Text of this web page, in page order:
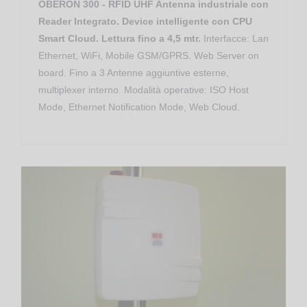
OBERON 300 - RFID UHF Antenna industriale con
Reader Integrato. Device intelligente con CPU
Smart Cloud. Lettura fino a 4,5 mtr. Interfacce: Lan
Ethernet, WiFi, Mobile GSM/GPRS. Web Server on
board. Fino a 3 Antenne aggiuntive esterne,
multiplexer interno. Modalità operative: ISO Host
Mode, Ethernet Notification Mode, Web Cloud.